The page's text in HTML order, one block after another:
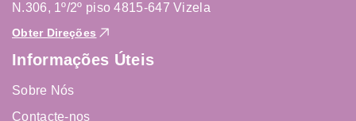
N.306, 1º/2º piso 4815-647 Vizela
Obter Direções
Informações Úteis
Sobre Nós
Contacte-nos